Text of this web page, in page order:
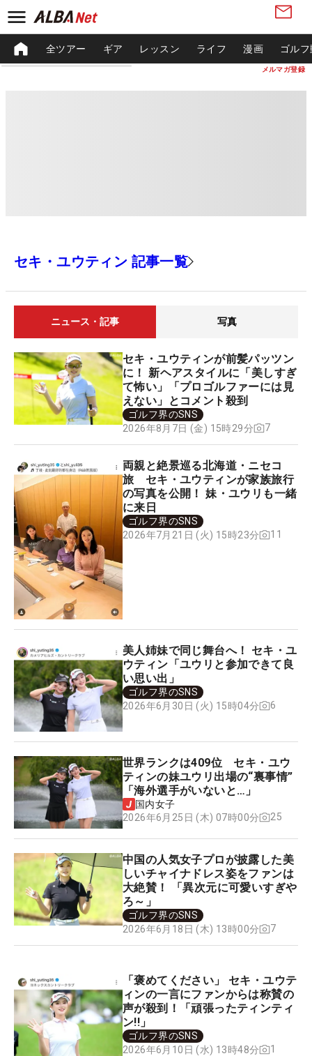
メルマガ登録
全ツアー ギア レッスン ライフ 漫画 ゴル
セキ・ユウティン 記事一覧
ニュース・記事 写真
セキ・ユウティンが前髪パッツン
に！ 新ヘアスタイルに「美しすぎ
て怖い」「プロゴルファーには見
えない」とコメント殺到
ゴルフ界のSNS
2026年8月7日 (金) 15時29分
7
両親と絶景巡る北海道・ニセコ
旅 セキ・ユウティンが家族旅行
の写真を公開！ 妹・ユウリも一緒
に来日
ゴルフ界のSNS
2026年7月21日 (火) 15時23分
11
美人姉妹で同じ舞台へ！ セキ・ユ
ウティン「ユウリと参加できて良
い思い出」
ゴルフ界のSNS
2026年6月30日 (火) 15時04分
6
世界ランクは409位 セキ・ユウ
ティンの妹ユウリ出場の“裏事情”
「海外選手がいないと…」
国内女子
2026年6月25日 (木) 07時00分
25
中国の人気女子プロが披露した美
しいチャイナドレス姿をファンは
大絶賛！ 「異次元に可愛いすぎや
ろ～」
ゴルフ界のSNS
2026年6月18日 (木) 13時00分
7
「褒めてください」 セキ・ユウテ
ィンの一言にファンからは称賛の
声が殺到！「頑張ったティンティ
ン!!」
ゴルフ界のSNS
2026年6月10日 (水) 13時48分
1